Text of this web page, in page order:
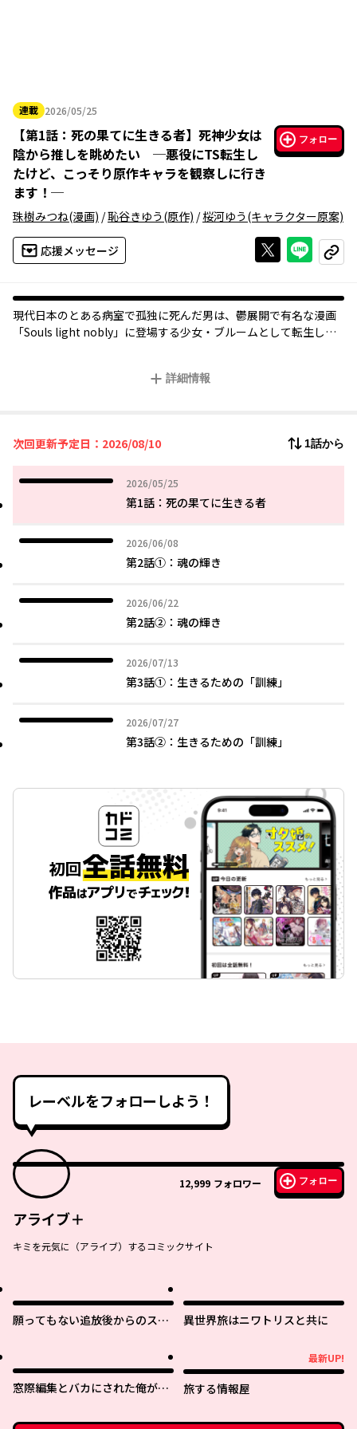
連載 2026/05/25
2026年05月25日
【第1話：死の果てに生きる者】 死神少女は
陰から推しを眺めたい ─悪役にTS転生し
たけど、こっそり原作キャラを観察しに行き
ます！─
フォロー
珠樹みつね(漫画) /恥谷きゆう(原作) /桜河ゆう(キャラクター原案)
応援メッセージ Xで投稿する
ライン
コピー
現代日本のとある病室で孤独に死んだ男は、鬱展開で有名な漫画
「Souls light nobly」に登場する少女・ブルームとして転生し
「この力があれば――存分に推しカプを眺めることができる!!」
（え、推しカプ……？)という死神の戸惑いをよそに、チート能力
を活用したブルームの推しキャラ観察の日々が始まる！
詳細情報
次回更新予定日：2026/08/10 1話から
2026/05/25
2026年05月25日
第1話：死の果てに生きる者
2026/06/08
2026年06月08日
第2話①：魂の輝き
2026/06/22
2026年06月22日
第2話②：魂の輝き
2026/07/13
2026年07月13日
第3話①：生きるための「訓練」
2026/07/27
2026年07月27日
第3話②：生きるための「訓練」
レーベルをフォローしよう！
12,999 フォロワー フォロー
アライブ＋
キミを元気に（アライブ）するコミックサイト
願ってもない追放後からのスロ
り行きで美少女ギャルの師匠に
なったらなぜかめちゃくちゃ懐
かれた〜
異世界旅はニワトリスと共に
窓際編集とバカにされた俺が、
た
最新UP!
旅する情報屋